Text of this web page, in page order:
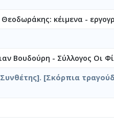
κέιμενα -
Βουδούρη - Σύλλογος Οι
[Σκόρπια